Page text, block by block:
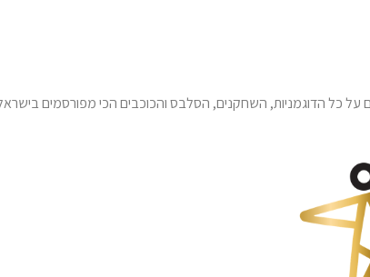
כל הדוגמניות, השחקנים, הסלבס והכוכבים הכי מפורסמים